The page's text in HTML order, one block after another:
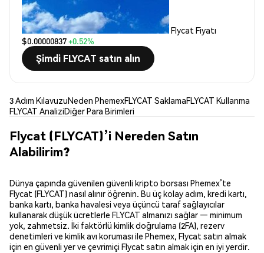
Flycat Fiyatı
$0.00000837+0.52%
Şimdi FLYCAT satın alın
3 Adım KılavuzuNeden PhemexFLYCAT SaklamaFLYCAT Kullanma
FLYCAT AnaliziDiğer Para Birimleri
Flycat (FLYCAT)’i Nereden Satın
Alabilirim?
Dünya çapında güvenilen güvenli kripto borsası Phemex’te
Flycat (FLYCAT) nasıl alınır öğrenin. Bu üç kolay adım, kredi kartı,
banka kartı, banka havalesi veya üçüncü taraf sağlayıcılar
kullanarak düşük ücretlerle FLYCAT almanızı sağlar — minimum
yok, zahmetsiz. İki faktörlü kimlik doğrulama (2FA), rezerv
denetimleri ve kimlik avı koruması ile Phemex, Flycat satın almak
için en güvenli yer ve çevrimiçi Flycat satın almak için en iyi yerdir.